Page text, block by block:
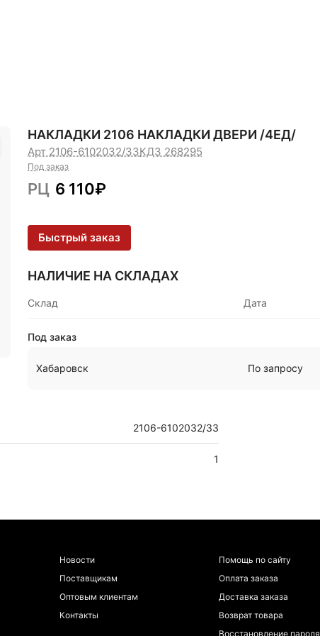
НАКЛАДКИ 2106 НАКЛАДКИ ДВЕРИ /4ЕД/
Арт 2106-6102032/33КДЗ 268295
Под заказ
РЦ 6 110₽
Быстрый заказ
НАЛИЧИЕ НА СКЛАДАХ
Склад Дата
Под заказ
Хабаровск По запросу
2106-6102032/33
1
Новости
Поставщикам
Оптовым клиентам
Контакты
Помощь по сайту
Оплата заказа
Доставка заказа
Возврат товара
Восстановление пароля